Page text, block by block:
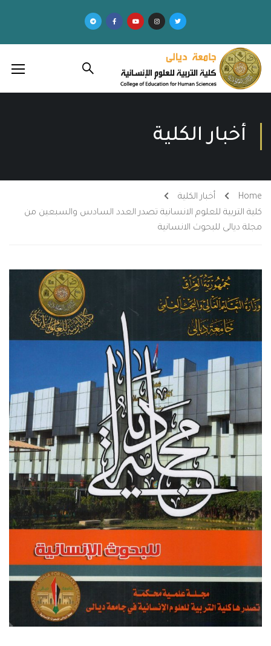
أخبار الكلية
Home
أخبار الكلية
كلية التربية للعلوم الانسانية تصدر العدد السادس والسبعين من
مجلة ديالى للبحوث الانسانية